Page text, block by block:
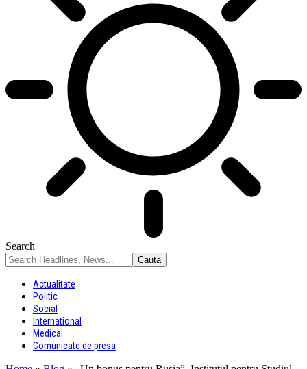
Search
Actualitate
Politic
Social
International
Medical
Comunicate de presa